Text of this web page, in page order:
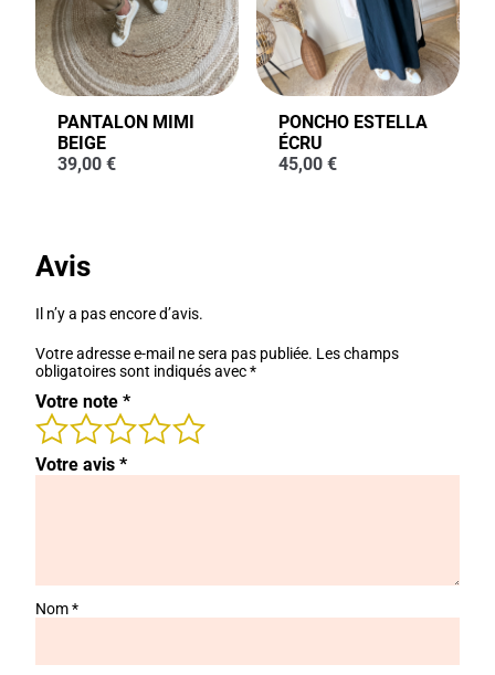
PANTALON MIMI
BEIGE
39,00 €
PONCHO ESTELLA
ÉCRU
45,00 €
Avis
Il n’y a pas encore d’avis.
Votre adresse e-mail ne sera pas publiée. Les champs
obligatoires sont indiqués avec*
Votre note *
Votre avis *
Nom*